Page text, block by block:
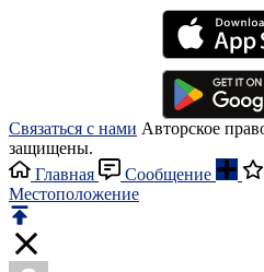
Связаться с нами Авторское
защищены.
Главная
Сообщение
Местоположение